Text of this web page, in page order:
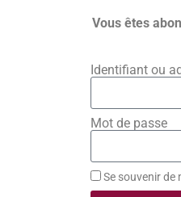
Vous êtes
Identifiant ou
Mot de passe
Se souvenir de